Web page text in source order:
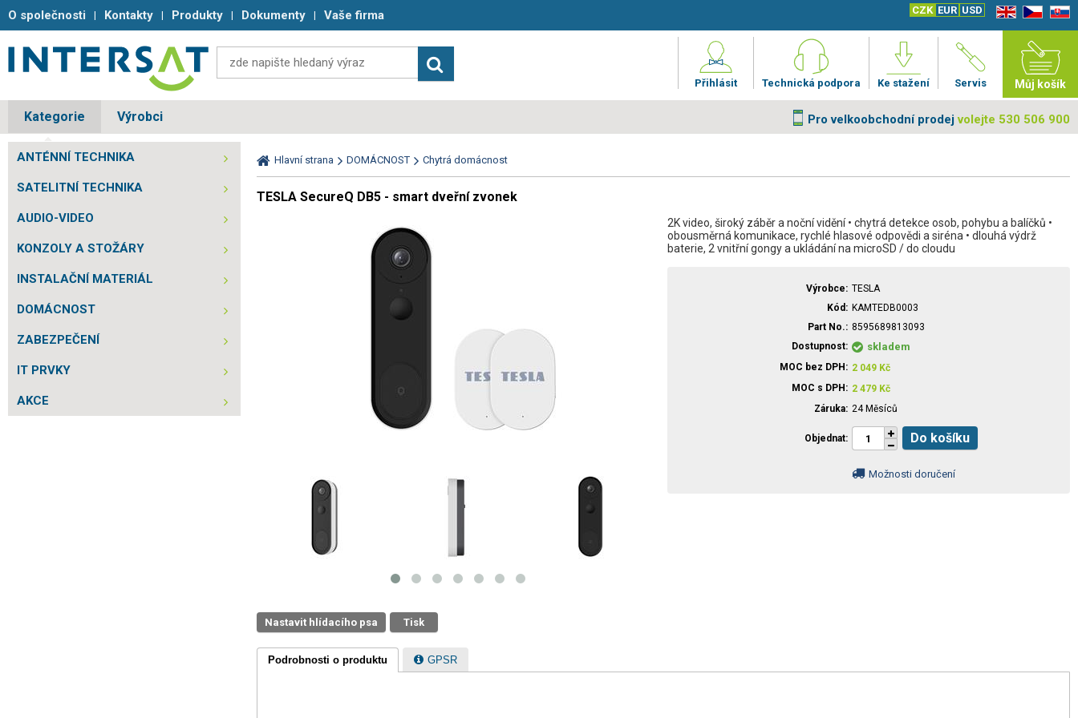
O společnosti Kontakty Produkty Dokumenty Vaše firma EN CZ SK
CZK EUR USD
Můj košík
Servis
Ke stažení
Technická podpora
Přihlásit
Kategorie Výrobci Pro velkoobchodní prodejvolejte 530 506 900
ANTÉNNÍ TECHNIKA
SATELITNÍ TECHNIKA
AUDIO-VIDEO
KONZOLY A STOŽÁRY
INSTALAČNÍ MATERIÁL
DOMÁCNOST
ZABEZPEČENÍ
IT PRVKY
AKCE
Hlavní strana DOMÁCNOST Chytrá domácnost
TESLA SecureQ DB5 - smart dveřní zvonek
2K video, široký záběr a noční vidění • chytrá detekce osob, pohybu a balíčků •
obousměrná komunikace, rychlé hlasové odpovědi a siréna • dlouhá výdrž
baterie, 2 vnitřní gongy a ukládání na microSD / do cloudu
Výrobce
TESLA
Kód
KAMTEDB0003
Part No.
8595689813093
Dostupnost
skladem
MOC bez DPH 2 049 Kč
MOC s DPH
2 479 Kč
Záruka 24 Měsíců
Objednat Do košíku
Možnosti doručení
Nastavit hlídacího psa Tisk
Podrobnosti o produktu GPSR